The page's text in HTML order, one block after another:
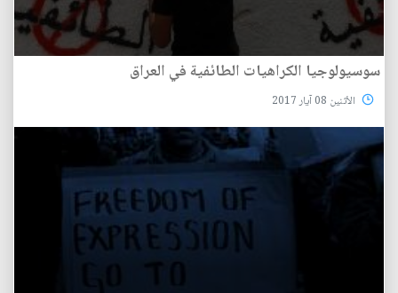
سوسيولوجيا الكراهيات الطائفية في العراق
الأثنين 08 آيار 2017